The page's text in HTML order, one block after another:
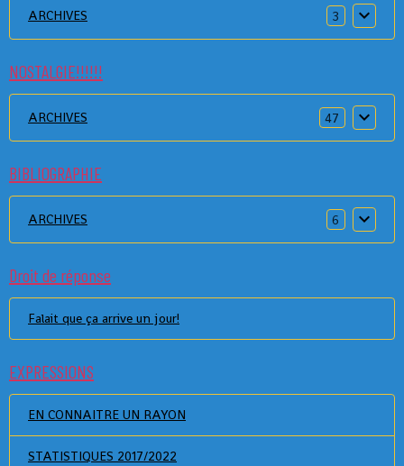
ARCHIVES 3
NOSTALGIE!!!!!!
ARCHIVES 47
BIBLIOGRAPHIE
ARCHIVES 6
Droit de réponse
Falait que ça arrive un jour!
EXPRESSIONS
EN CONNAITRE UN RAYON
STATISTIQUES 2017/2022